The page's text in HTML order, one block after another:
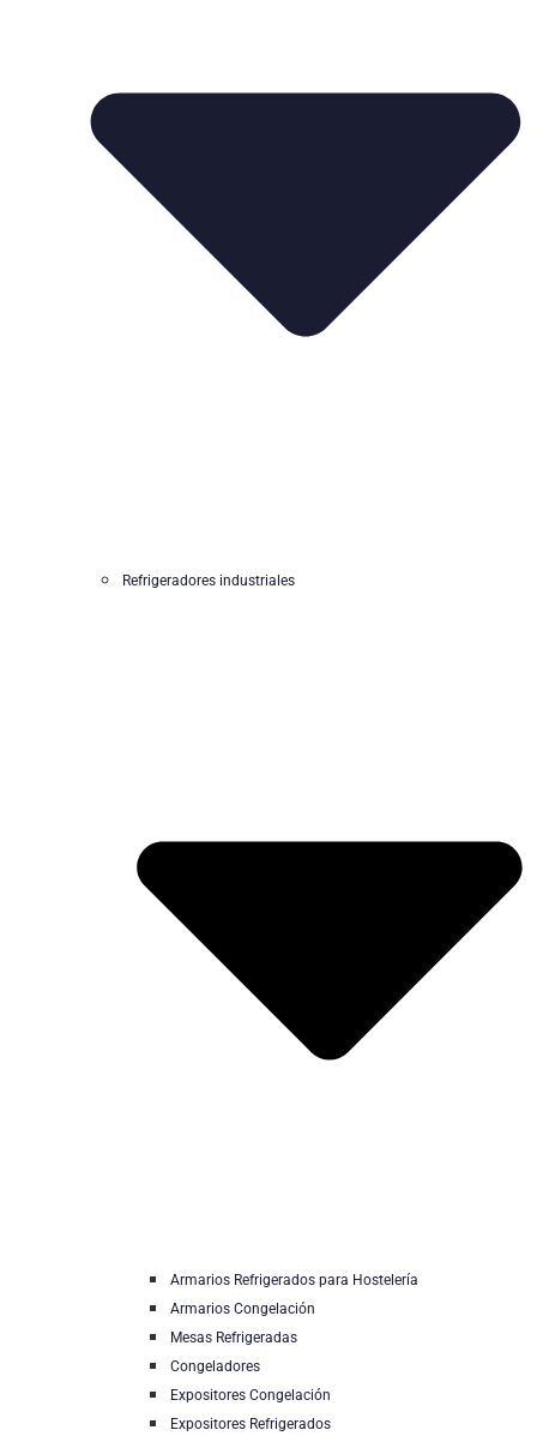
Refrigeradores industriales
Armarios Refrigerados para Hostelería
Armarios Congelación
Mesas Refrigeradas
Congeladores
Expositores Congelación
Expositores Refrigerados